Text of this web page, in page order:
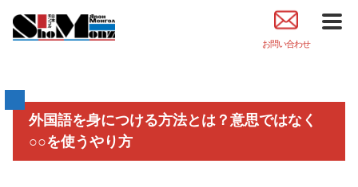
お問い合わせ
外国語を身につける方法とは？意思ではなく
○○を使うやり方